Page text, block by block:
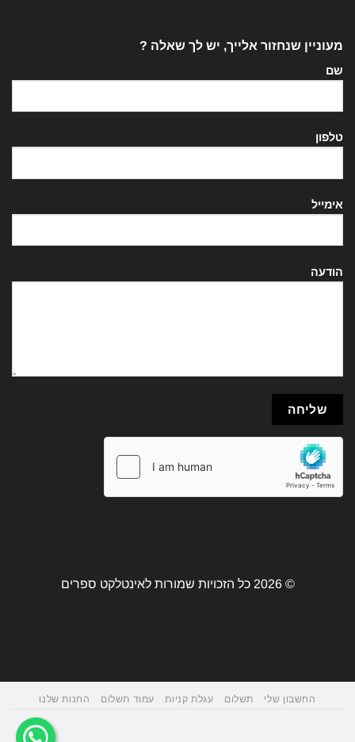
מעוניין שנחזור אלייך, יש לך שאלה ?
שם
טלפון
אימייל
הודעה
© 2026 כל הזכויות שמורות לאינטלקט ספרים
החשבון שלי תשלום עגלת קניות עמוד תשלום החנות שלנו